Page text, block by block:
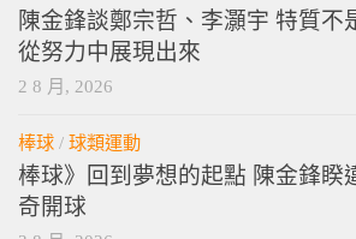
陳金鋒談鄭宗哲、李灝宇 特質不
從努力中展現出來
2 8 月, 2026
棒球 / 球類運動
棒球》回到夢想的起點 陳金鋒睽
奇開球